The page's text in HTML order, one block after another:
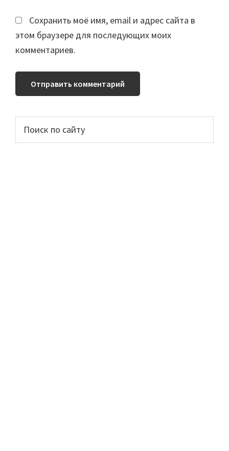
Сохранить моё имя, email и адрес сайта в
этом браузере для последующих моих
комментариев.
Основной
сайдбар